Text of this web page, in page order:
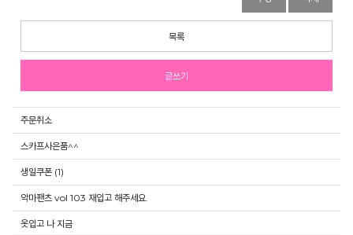
목록
글쓰기
주문취소
스카프사은품^^
생일쿠폰 (1)
악마팬츠 vol 103 재입고 해주세요.
옷입고 나 지금